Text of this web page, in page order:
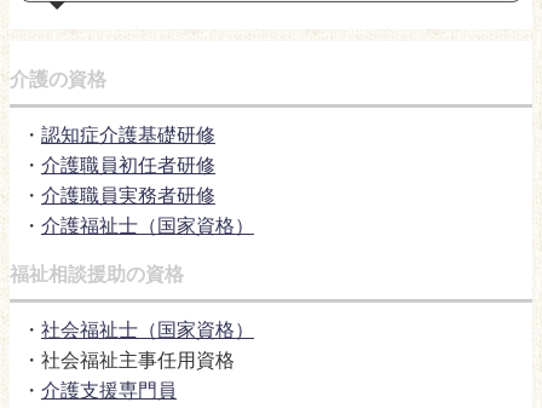
介護の資格
・ 認知症介護基礎研修
・ 介護職員初任者研修
・ 介護職員実務者研修
・ 介護福祉士（国家資格）
福祉相談援助の資格
・ 社会福祉士（国家資格）
・社会福祉主事任用資格
・ 介護支援専門員